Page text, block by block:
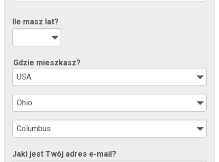
Ile masz lat?
Gdzie mieszkasz?
Jaki jest Twój adres e-mail?